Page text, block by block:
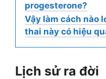
progesterone?
Vậy làm cách nào
thai này có hiệu
Lịch sử ra đời